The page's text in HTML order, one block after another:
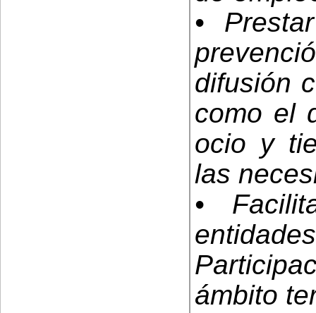
•
difusión
como el
ocio y
las
•
ámbito